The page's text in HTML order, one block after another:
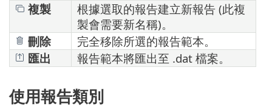
複製
根據選取的報告建立新報告 (此複
製會需要新名稱)。
刪除
完全移除所選的報告範本。
匯出
報告範本將匯出至 .dat 檔案。
使用報告類別